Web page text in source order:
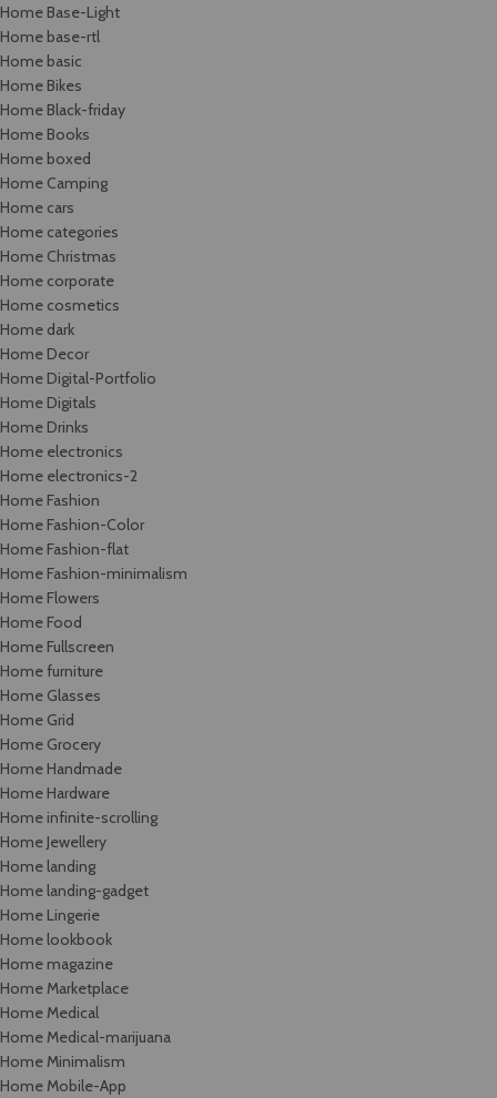
Home Base-Light
Home base-rtl
Home basic
Home Bikes
Home Black-friday
Home Books
Home boxed
Home Camping
Home cars
Home categories
Home Christmas
Home corporate
Home cosmetics
Home dark
Home Decor
Home Digital-Portfolio
Home Digitals
Home Drinks
Home electronics
Home electronics-2
Home Fashion
Home Fashion-Color
Home Fashion-flat
Home Fashion-minimalism
Home Flowers
Home Food
Home Fullscreen
Home furniture
Home Glasses
Home Grid
Home Grocery
Home Handmade
Home Hardware
Home infinite-scrolling
Home Jewellery
Home landing
Home landing-gadget
Home Lingerie
Home lookbook
Home magazine
Home Marketplace
Home Medical
Home Medical-marijuana
Home Minimalism
Home Mobile-App